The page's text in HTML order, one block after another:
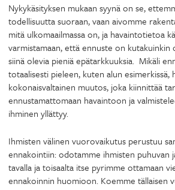
Nykykäsityksen mukaan syynä on se,
todellisuutta suoraan, vaan aivomme
mitä ulkomaailmassa on, ja havaintotietoa
varmistamaan, että ennuste on kutakuinkin
siinä olevia pieniä epätarkkuuksia. Mikäli
totaalisesti pieleen, kuten alun esimerkissä,
kokonaisvaltainen muutos, joka kiinnittää
ennustamattomaan havaintoon ja
ihminen yllättyy.
Ihmisten välinen vuorovaikutus perustuu
ennakointiin: odotamme ihmisten puhuvan
tavalla ja toisaalta itse pyrimme ottamaan
ennakoinnin huomioon. Koemme tällaisen